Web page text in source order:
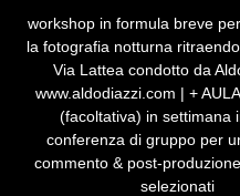
workshop in formula breve
la fotografia notturna
Via Lattea condotto da
www.aldodiazzi.com | +
(facoltativa) in settimana
conferenza di gruppo per
commento & post-
selezionati